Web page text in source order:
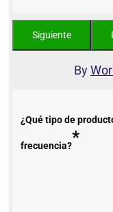
By
¿Qué tipo de
frecuencia?*